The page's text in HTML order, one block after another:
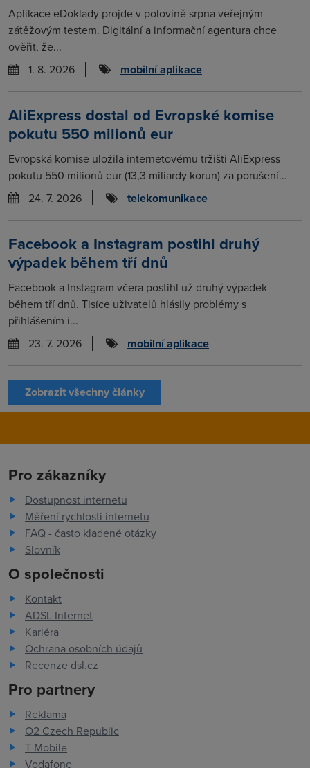
Aplikace eDoklady projde v polovině srpna veřejným
zátěžovým testem. Digitální a informační agentura chce
ověřit, že...
1. 8. 2026
mobilní aplikace
AliExpress dostal od Evropské komise
pokutu 550 milionů eur
Evropská komise uložila internetovému tržišti AliExpress
pokutu 550 milionů eur (13,3 miliardy korun) za porušení...
24. 7. 2026
telekomunikace
Facebook a Instagram postihl druhý
výpadek během tří dnů
Facebook a Instagram včera postihl už druhý výpadek
během tří dnů. Tisíce uživatelů hlásily problémy s
přihlášením i...
23. 7. 2026
mobilní aplikace
Zobrazit všechny články
Pro zákazníky
Dostupnost internetu
Měření rychlosti internetu
FAQ - často kladené otázky
Slovník
O společnosti
Kontakt
ADSL Internet
Kariéra
Ochrana osobních údajů
Recenze dsl.cz
Pro partnery
Reklama
O2 Czech Republic
T-Mobile
Vodafone